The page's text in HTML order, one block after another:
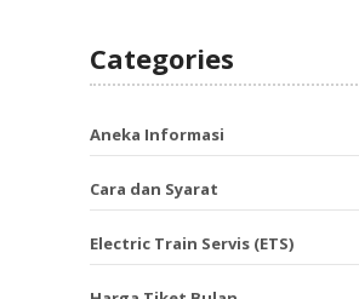
Categories
Aneka Informasi
Cara dan Syarat
Electric Train Servis (ETS)